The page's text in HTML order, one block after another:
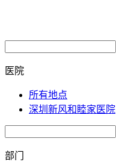
医院
所有地点
深圳新风和睦家医院
部门